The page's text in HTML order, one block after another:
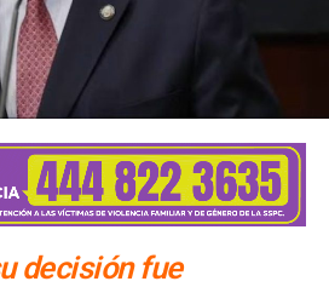
decisión fue